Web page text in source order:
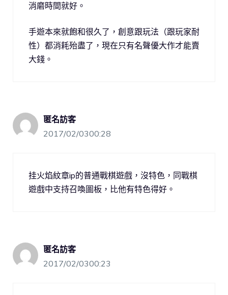
消磨時間就好。
手遊本來就飽和很久了，創意跟玩法（跟玩家耐
性）都消耗殆盡了，現在只有名聲優大作才能賣
大錢。
匿名訪客
2017/02/0300:28
挂火焰紋章ip的普通戰棋遊戲，沒特色，同戰棋
遊戲中支持召喚圖板，比他有特色得好。
匿名訪客
2017/02/0300:23